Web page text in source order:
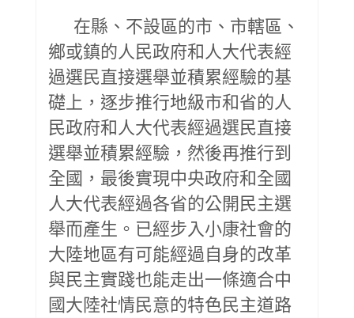
在縣、不設區的市、市轄區、
鄉或鎮的人民政府和人大代表經
過選民直接選舉並積累經驗的基
礎上，逐步推行地級市和省的人
民政府和人大代表經過選民直接
選舉並積累經驗，然後再推行到
全國，最後實現中央政府和全國
人大代表經過各省的公開民主選
舉而產生。已經步入小康社會的
大陸地區有可能經過自身的改革
與民主實踐也能走出一條適合中
國大陸社情民意的特色民主道路